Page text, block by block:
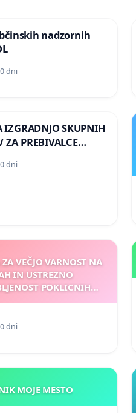
nadzornih
dni
IZGRADNJO SKUPNIH
ZA PREBIVALCE
dni
VEČJO VARNOST NA
IN USTREZNO
POKLICNIH
dni
KAMNIK MOJE MESTO